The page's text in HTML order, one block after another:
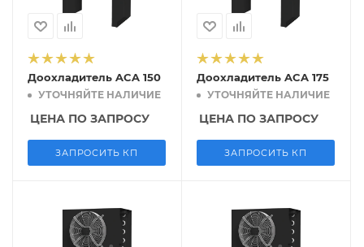
Доохладитель ACA 150
УТОЧНЯЙТЕ НАЛИЧИЕ
ЦЕНА ПО ЗАПРОСУ
ЗАПРОСИТЬ КП
Доохладитель ACA 175
УТОЧНЯЙТЕ НАЛИЧИЕ
ЦЕНА ПО ЗАПРОСУ
ЗАПРОСИТЬ КП